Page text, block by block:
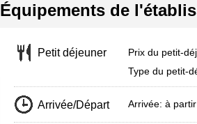
Équipements de
Petit déjeuner Prix du petit-
Type du petit-
Arrivée/Départ Arrivée: à